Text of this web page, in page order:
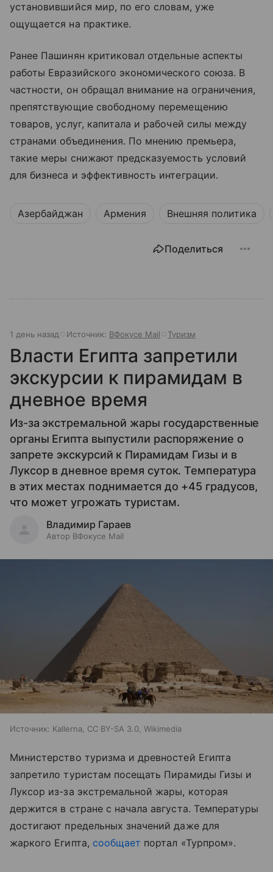
установившийся мир, по его словам, уже
ощущается на практике.
Ранее Пашинян критиковал отдельные аспекты
работы Евразийского экономического союза. В
частности, он обращал внимание на ограничения,
препятствующие свободному перемещению
товаров, услуг, капитала и рабочей силы между
странами объединения. По мнению премьера,
такие меры снижают предсказуемость условий
для бизнеса и эффективность интеграции.
Азербайджан Армения Внешняя политика
Поделиться
1 день назад Источник: ВФокусе Mail Туризм
Власти Египта запретили
экскурсии к пирамидам в
дневное время
Из-за экстремальной жары государственные
органы Египта выпустили распоряжение о
запрете экскурсий к Пирамидам Гизы и в
Луксор в дневное время суток. Температура
в этих местах поднимается до +45 градусов,
что может угрожать туристам.
Владимир Гараев
Автор ВФокусе Mail
Источник: Kallerna, CC BY-SA 3.0, Wikimedia
Министерство туризма и древностей Египта
запретило туристам посещать Пирамиды Гизы и
Луксор из-за экстремальной жары, которая
держится в стране с начала августа. Температуры
достигают предельных значений даже для
жаркого Египта, сообщает портал «Турпром».